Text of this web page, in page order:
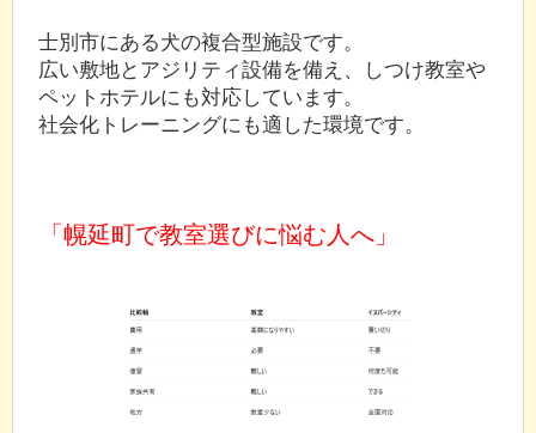
士別市にある犬の複合型施設です。
広い敷地とアジリティ設備を備え、しつけ教室や
ペットホテルにも対応しています。
社会化トレーニングにも適した環境です。
「幌延町で教室選びに悩む人へ」